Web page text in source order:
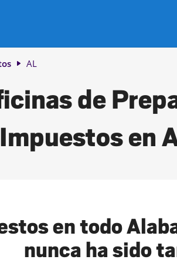
AL
de
Impuestos en
en todo
nunca ha sido